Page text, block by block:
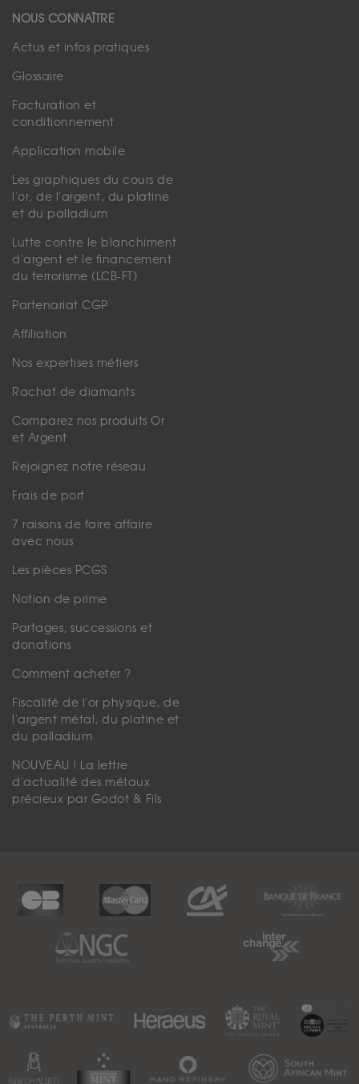
NOUS CONNAÎTRE
Actus et infos pratiques
Glossaire
Facturation et
conditionnement
Application mobile
Les graphiques du cours de
l'or, de l'argent, du platine
et du palladium
Lutte contre le blanchiment
d'argent et le financement
du terrorisme (LCB-FT)
Partenariat CGP
Affiliation
Nos expertises métiers
Rachat de diamants
Comparez nos produits Or
et Argent
Rejoignez notre réseau
Frais de port
7 raisons de faire affaire
avec nous
Les pièces PCGS
Notion de prime
Partages, successions et
donations
Comment acheter ?
Fiscalité de l'or physique, de
l'argent métal, du platine et
du palladium
NOUVEAU ! La lettre
d'actualité des métaux
précieux par Godot & Fils